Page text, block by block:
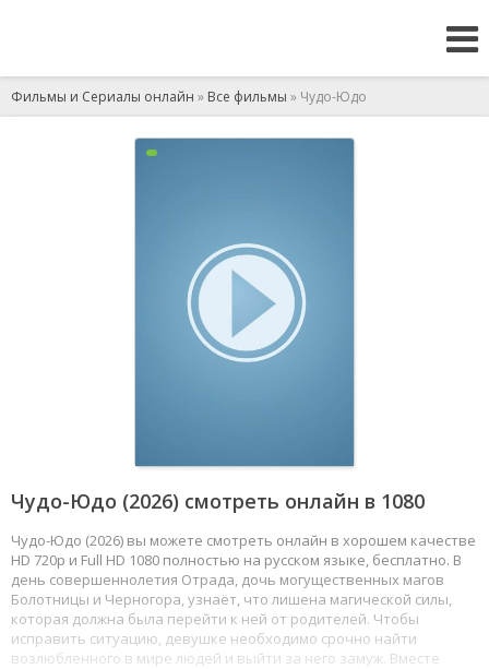
Фильмы и Сериалы онлайн » Все фильмы » Чудо-Юдо
Чудо-Юдо (2026) смотреть онлайн в 1080
Чудо-Юдо (2026) вы можете смотреть онлайн в хорошем качестве
HD 720p и Full HD 1080 полностью на русском языке, бесплатно. В
день совершеннолетия Отрада, дочь могущественных магов
Болотницы и Черногора, узнаёт, что лишена магической силы,
которая должна была перейти к ней от родителей. Чтобы
исправить ситуацию, девушке необходимо срочно найти
возлюбленного в мире людей и выйти за него замуж. Вместе